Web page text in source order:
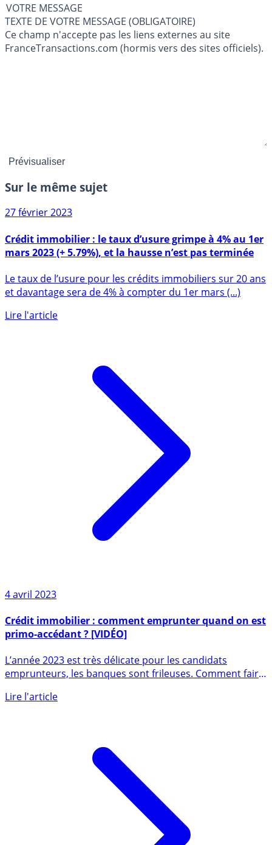
VOTRE MESSAGE
TEXTE DE VOTRE MESSAGE (OBLIGATOIRE)
Ce champ n'accepte pas les liens externes au site
FranceTransactions.com (hormis vers des sites officiels).
Sur le même sujet
27 février 2023
Crédit immobilier : le taux d’usure grimpe à 4% au 1er
mars 2023 (+ 5.79%), et la hausse n’est pas terminée
et davantage sera de 4% à compter du 1er mars (...)
4 avril 2023
primo-accédant ? [VIDÉO]
emprunteurs, les banques sont frileuses. Comment faire